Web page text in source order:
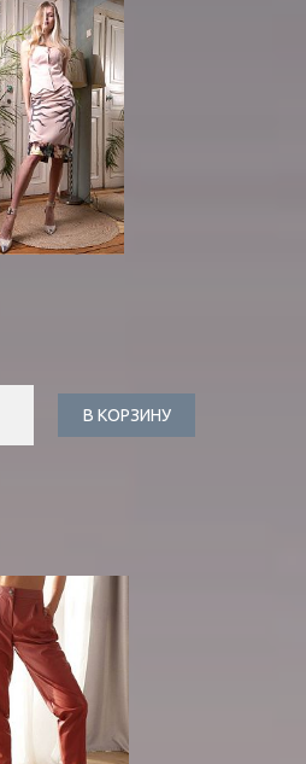
В КОРЗИНУ